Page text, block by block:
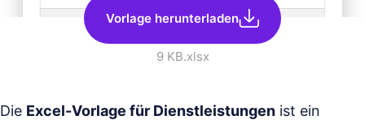
Vorlage herunterladen
9 KB.xlsx
Die Excel-Vorlage für Dienstleistungen ist ein